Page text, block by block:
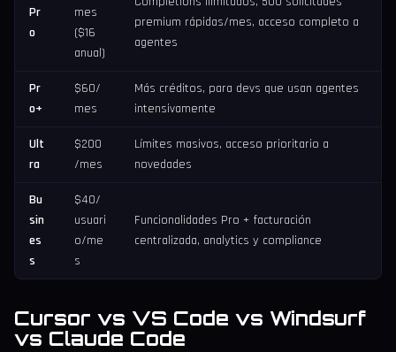
Pr
o
mes
($16
anual)
premium rápidas/mes, acceso completo a
agentes
Pr
o+
$60/
mes
Más créditos, para devs que usan agentes
intensivamente
Ult
ra
$200
/mes
Límites masivos, acceso prioritario a
novedades
Bu
sin
es
s
$40/
usuari
o/me
s
Funcionalidades Pro + facturación
centralizada, analytics y compliance
Cursor vs VS Code vs Windsurf
vs Claude Code